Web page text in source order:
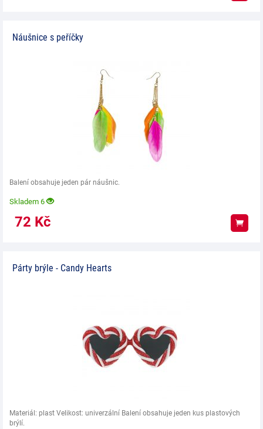
Náušnice s peříčky
Balení obsahuje jeden pár náušnic.
Skladem 6
72 Kč
Párty brýle - Candy Hearts
Materiál: plast Velikost: univerzální Balení obsahuje jeden kus plastových
brýlí.